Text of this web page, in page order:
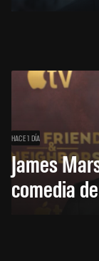
HACE 1 DÍA
James
comedia